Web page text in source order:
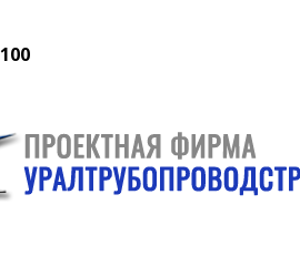
100